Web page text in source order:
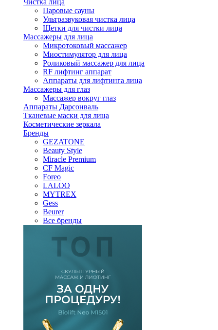
Чистка лица
Паровые сауны
Ультразвуковая чистка лица
Щетки для чистки лица
Массажеры для лица
Микротоковый массажер
Миостимулятор для лица
Роликовый массажер для лица
RF лифтинг аппарат
Аппараты для лифтинга лица
Массажеры для глаз
Массажер вокруг глаз
Аппараты Дарсонваль
Тканевые маски для лица
Косметические зеркала
Бренды
GEZATONE
Beauty Style
Miracle Premium
CF Magic
Foreo
LALOO
MYTREX
Gess
Beurer
Все бренды